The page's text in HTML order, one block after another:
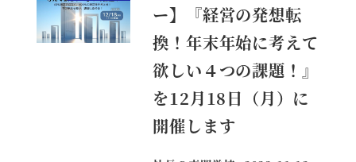
ー】『経営の発想転
換！年末年始に考えて
欲しい４つの課題！』
を12月18日（月）に
開催します